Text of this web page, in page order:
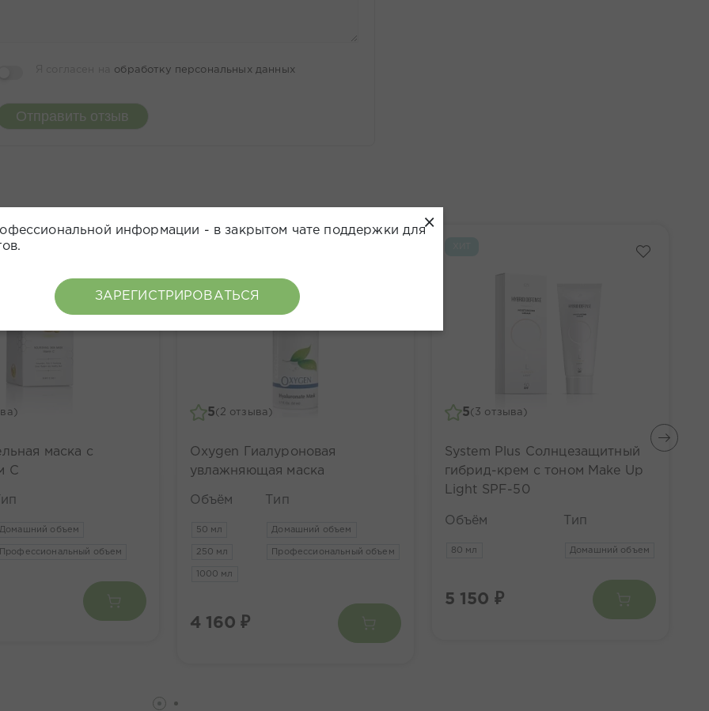
обработку персональных данных
Отправить отзыв
маска с
C
Домашний объем
Профессиональный объем
5(2 отзыва)
Oxygen Гиалуроновая
увлажняющая маска
Объём
50 мл
250 мл
1000 мл
Тип
Домашний объем
Профессиональный объем
4 160 ₽
5(3 отзыва)
System Plus Солнцезащитный
гибрид-крем c тоном Make Up
Light SPF-50
Объём
80 мл
Тип
Домашний объем
5 150 ₽
×
информации - в закрытом чате поддержки для
ЗАРЕГИСТРИРОВАТЬСЯ